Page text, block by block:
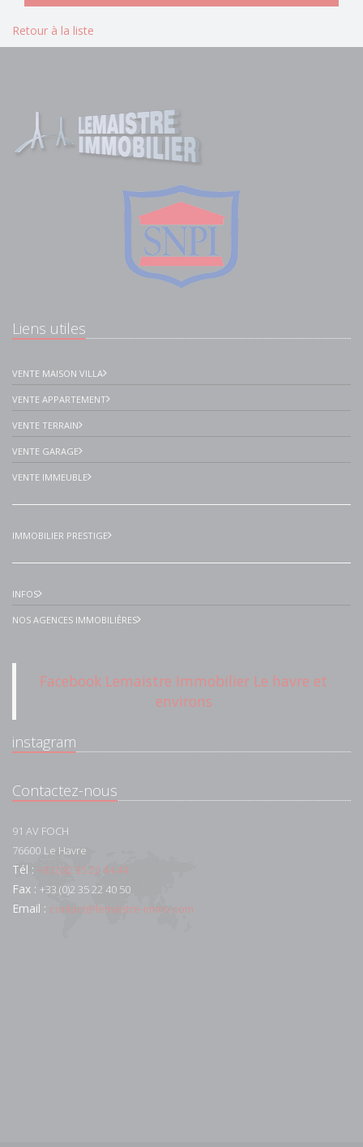
Retour à la liste
Liens utiles
VENTE MAISON VILLA
VENTE APPARTEMENT
VENTE TERRAIN
VENTE GARAGE
VENTE IMMEUBLE
IMMOBILIER PRESTIGE
INFOS
NOS AGENCES IMMOBILIÈRES
Facebook Lemaistre Immobilier Le havre et
environs
instagram
Contactez-nous
91 AV FOCH
76600 Le Havre
Tél : +33 (0)2 35 22 44 44
Fax : +33 (0)2 35 22 40 50
Email : contact@lemaistre-immo.com